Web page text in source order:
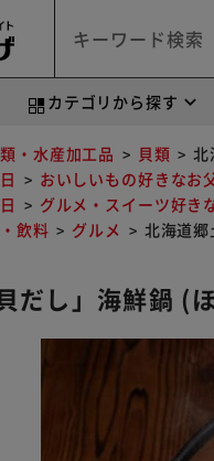
カテゴリから探す
・水産加工品 貝類
北
おいしいもの好きなお
グルメ・スイーツ好き
飲料 グルメ 北海道
だし」海鮮鍋 (